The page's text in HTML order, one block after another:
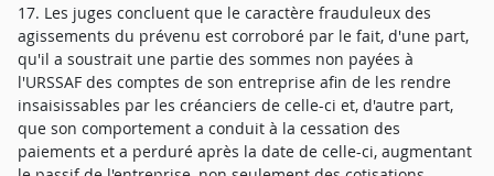
17. Les juges concluent que le caractère frauduleux des
agissements du prévenu est corroboré par le fait, d'une part,
qu'il a soustrait une partie des sommes non payées à
l'URSSAF des comptes de son entreprise afin de les rendre
insaisissables par les créanciers de celle-ci et, d'autre part,
que son comportement a conduit à la cessation des
paiements et a perduré après la date de celle-ci, augmentant